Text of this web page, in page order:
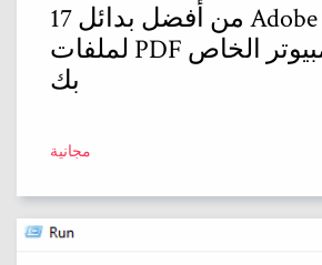
17 من أفضل بدائل Adobe Acrobat
لملفات PDF لجهاز الكمبيوتر الخاص
بك
مجانية